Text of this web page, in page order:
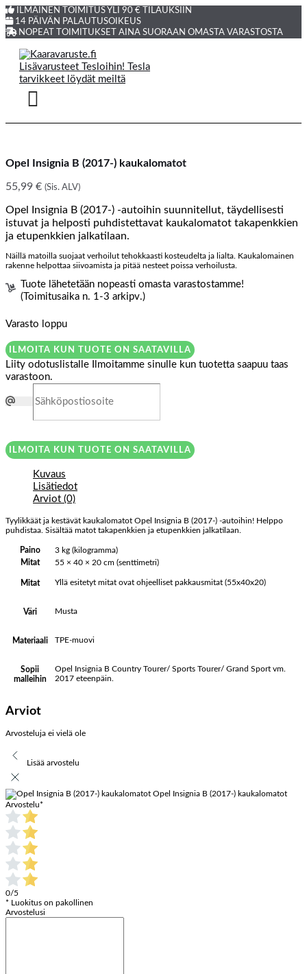
ILMAINEN TOIMITUS YLI 90 € TILAUKSIIN
14 PÄIVÄN PALAUTUSOIKEUS
NOPEAT TOIMITUKSET AINA SUORAAN OMASTA VARASTOSTA
Siirry
sisältöön
Opel Insignia B (2017-) kaukalomatot
55,99 € (Sis. ALV)
Opel Insignia B (2017-) -autoihin suunnitellut, täydellisesti
istuvat ja helposti puhdistettavat kaukalomatot takapenkkien
ja etupenkkien jalkatilaan.
Näillä matoilla suojaat verhoilut tehokkaasti kosteudelta ja lialta. Kaukalomainen
rakenne helpottaa siivoamista ja pitää nesteet poissa verhoilusta.
Tuote lähetetään nopeasti omasta varastostamme!
(Toimitusaika n. 1-3 arkipv.)
Varasto loppu
ILMOITA KUN TUOTE ON SAATAVILLA
Liity odotuslistalle
Ilmoitamme sinulle kun tuotetta saapuu taas
varastoon.
ILMOITA KUN TUOTE ON SAATAVILLA
Kuvaus
Lisätiedot
Arviot (0)
Tyylikkäät ja kestävät kaukalomatot Opel Insignia B (2017-) -autoihin! Helppo
puhdistaa. Sisältää matot takapenkkien ja etupenkkien jalkatilaan.
Paino
3 kg (kilogramma)
Mitat
55 × 40 × 20 cm (senttimetri)
Mitat Yllä esitetyt mitat ovat ohjeelliset pakkausmitat (55x40x20)
Väri Musta
Materiaali TPE-muovi
Sopii
malleihin
Opel Insignia B Country Tourer/ Sports Tourer/ Grand Sport vm.
2017 eteenpäin.
Arviot
Arvosteluja ei vielä ole
Lisää arvostelu
Opel Insignia B (2017-) kaukalomatot
Arvostelu*
0/5
* Luokitus on pakollinen
Arvostelusi
Products
search